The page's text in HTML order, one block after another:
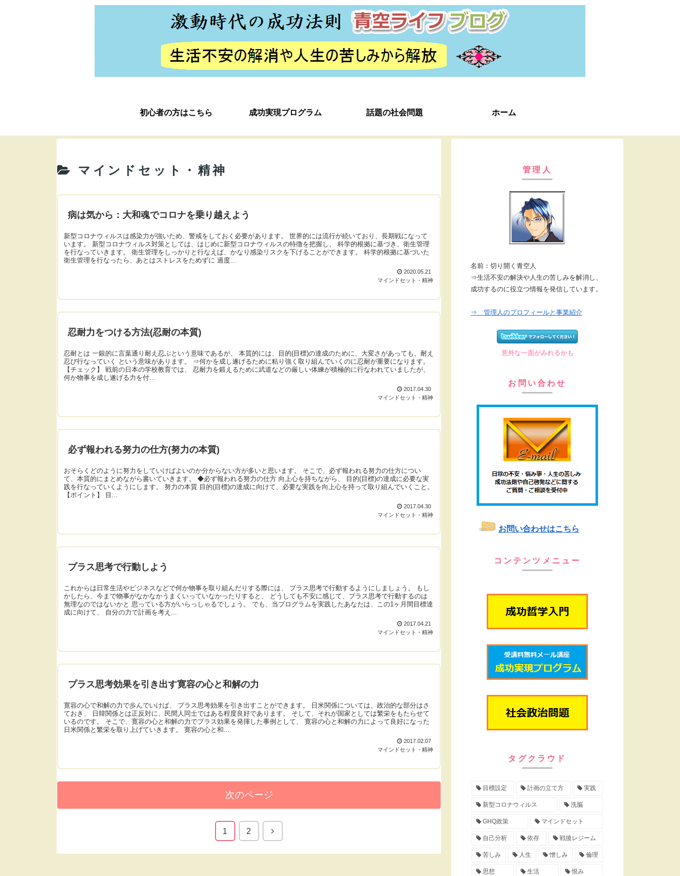
初心者の方はこちら 成功実現プログラム 話題の社会問題 ホーム
マインドセット・精神
病は気から：大和魂でコロナを乗り越えよう
新型コロナウィルスは感染力が強いため、警戒をしておく必要があります。 世界的には流行が続いており、長期戦になって
います。 新型コロナウィルス対策としては、はじめに新型コロナウィルスの特徴を把握し、 科学的根拠に基づき、衛生管理
を行なっていきます。 衛生管理をしっかりと行なえば、かなり感染リスクを下げることができます。 科学的根拠に基づいた
衛生管理を行なったら、あとはストレスをためずに 過度...
2020.05.21
マインドセット・精神
忍耐力をつける方法(忍耐の本質)
忍耐とは 一銀的に言葉通り耐え忍ぶという意味であるが、 本質的には、目的(目標)の達成のために、大変さがあっても、耐え
忍び行なっていく という意味があります。 ⇒何かを成し遂げるために粘り強く取り組んでいくのに忍耐が重要になります。
【チェック】 戦前の日本の学校教育では、 忍耐力を鍛えるために武道などの厳しい体練が積極的に行なわれていましたが、
何か物事を成し遂げる力を付...
2017.04.30
マインドセット・精神
必ず報われる努力の仕方(努力の本質)
おそらくどのように努力をしていけばよいのか分からない方が多いと思います。 そこで、必ず報われる努力の仕方につい
て、本質的にまとめながら書いていきます。 ◆必ず報われる努力の仕方 向上心を持ちながら、 目的(目標)の達成に必要な実
践を行なっていくようにします。 努力の本質 目的(目標)の達成に向けて、必要な実践を向上心を持って取り組んでいくこと。
【ポイント】 目...
2017.04.30
マインドセット・精神
プラス思考で行動しよう
これからは日常生活やビジネスなどで何か物事を取り組んだりする際には、 プラス思考で行動するようにしましょう。 もし
かしたら、今まで物事がなかなかうまくいっていなかったりすると、 どうしても不安に感じて、プラス思考で行動するのは
無理なのではないかと 思っている方がいらっしゃるでしょう。 でも、当プログラムを実践したあなたは、この1ヶ月間目標達
成に向けて、 自分の力で計画を考え...
2017.04.21
マインドセット・精神
プラス思考効果を引き出す寛容の心と和解の力
寛容の心で和解の力で歩んでいけば、 プラス思考効果を引き出すことができます。 日米関係については、政治的な部分はさ
ておき、 日韓関係とは正反対に、民間人同士ではある程度良好であります。 そして、それが国家としては繁栄をもたらせて
いるのです。 そこで、寛容の心と和解の力でプラス効果を発揮した事例として、 寛容の心と和解の力によって良好になった
日米関係と繁栄を取り上げていきます。 寛容の心と和...
2017.02.07
マインドセット・精神
次のページ
1 2
管理人
名前：切り開く青空人
⇒生活不安の解決や人生の苦しみを解消し、
成功するのに役立つ情報を発信しています。
⇒ 管理人のプロフィールと事業紹介
意外な一面がみれるかも
お問い合わせ
お問い合わせはこちら
コンテンツメニュー
タグクラウド
目標設定 計画の立て方 実践
新型コロナウィルス 洗脳
GHQ政策 マインドセット
自己分析 依存 戦後レジーム
苦しみ 人生 憎しみ 倫理
思想 生活 恨み